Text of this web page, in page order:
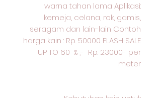
warna tahan lama Aplikasi:
kemeja, celana, rok, gamis,
seragam dan lain-lain Contoh
harga kain : Rp. 50000 FLASH SALE
UP TO 60 % ,- Rp. 23000- per
meter